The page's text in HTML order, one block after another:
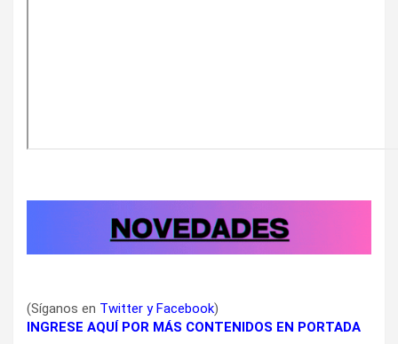
(Síganos en Twitter yFacebook)
INGRESE AQUÍ POR MÁS CONTENIDOS EN PORTADA